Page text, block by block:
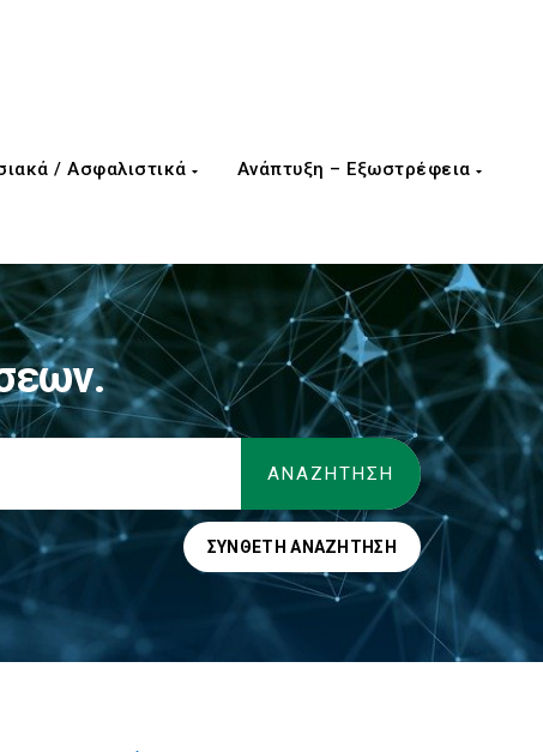
/ Ασφαλιστικά Ανάπτυξη – Εξωστρέφεια
ΣΎΝΘΕΤΗ ΑΝΑΖΉΤΗΣΗ